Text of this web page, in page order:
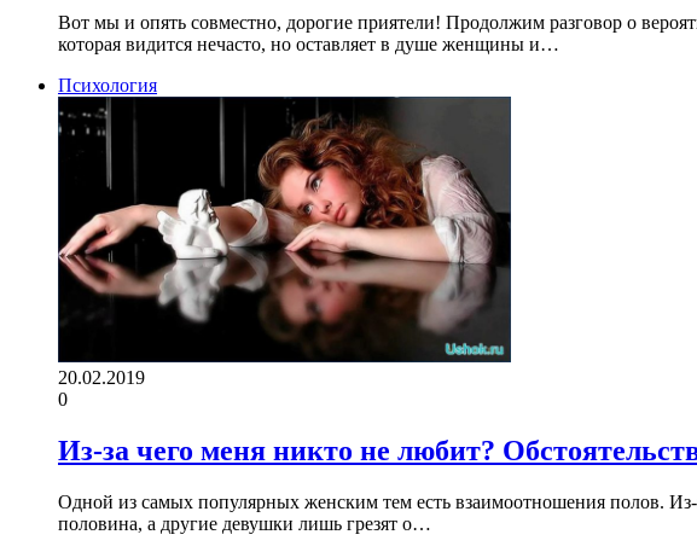
Вот мы и опять совместно, дорогие приятели! Продолжим разговор о
которая видится нечасто, но оставляет в душе женщины и…
Психология
20.02.2019
0
Из-за чего меня никто не любит?
Одной из самых популярных женским тем есть взаимоотношения полов.
половина, а другие девушки лишь грезят о…